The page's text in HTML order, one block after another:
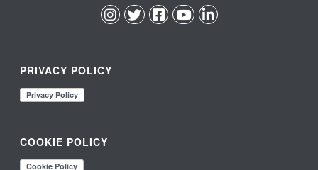
PRIVACY POLICY
COOKIE POLICY